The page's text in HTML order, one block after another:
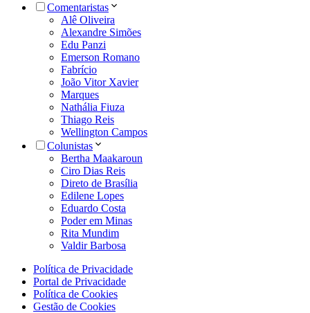
Comentaristas
Alê Oliveira
Alexandre Simões
Edu Panzi
Emerson Romano
Fabrício
João Vitor Xavier
Marques
Nathália Fiuza
Thiago Reis
Wellington Campos
Colunistas
Bertha Maakaroun
Ciro Dias Reis
Direto de Brasília
Edilene Lopes
Eduardo Costa
Poder em Minas
Rita Mundim
Valdir Barbosa
Política de Privacidade
Portal de Privacidade
Política de Cookies
Gestão de Cookies